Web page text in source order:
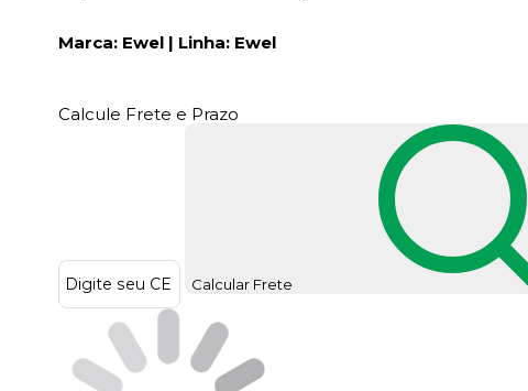
Marca: Ewel | Linha: Ewel
Calcule Frete e Prazo
Calcular Frete